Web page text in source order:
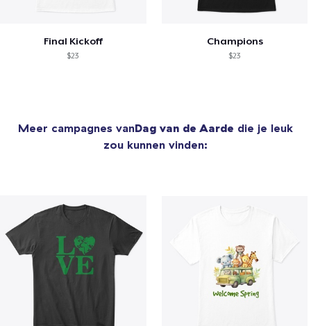
Final Kickoff
$23
Champions
$23
Meer campagnes vanDag van de Aarde die je leuk
zou kunnen vinden: